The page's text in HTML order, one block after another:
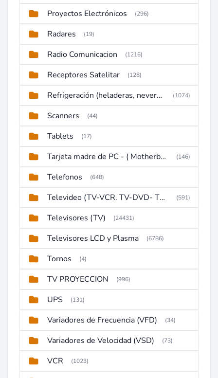
Proyectos Electrónicos (296)
Radares (19)
Radio Comunicacion (1216)
Receptores Satelitar (128)
Refrigeración (heladeras, neveras, congeladores) (1074)
Scanners (44)
Tablets (17)
Tarjeta madre de PC - ( Motherboard ) (146)
Telefonos (648)
Televideo (TV-VCR. TV-DVD- TV-DVD-VCR) (591)
Televisores (TV) (24431)
Televisores LCD y Plasma (6786)
Tornos (4)
TV PROYECCION (996)
UPS (131)
Variadores de Frecuencia (VFD) (34)
Variadores de Velocidad (VSD) (73)
VCR (1023)